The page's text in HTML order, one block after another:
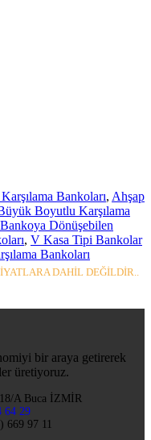
Bankoları, Ahşap
Boyutlu Karşılama
Dönüşebilen
, V Kasa Tipi Bankolar
Bankoları
DAHİL DEĞİLDİR..
bir araya getirerek
üretiyoruz.
A Buca İZMİR
64 29
669 97 11